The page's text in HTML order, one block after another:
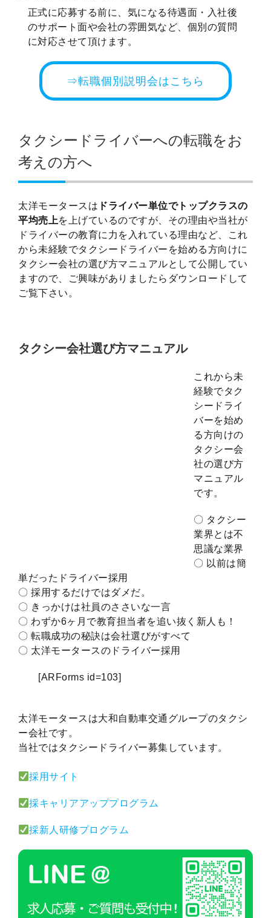
正式に応募する前に、気になる待遇面・入社後
のサポート面や会社の雰囲気など、個別の質問
に対応させて頂けます。
⇒転職個別説明会はこちら
タクシードライバーへの転職をお
考えの方へ
太洋モータースは ドライバー単位でトップクラスの
平均売上を上げているのですが、その理由や当社が
ドライバーの教育に力を入れている理由など、これ
から未経験でタクシードライバーを始める方向けに
タクシー会社の選び方マニュアルとして公開してい
ますので、ご興味がありましたらダウンロードして
ご覧下さい。
タクシー会社選び方マニュアル
これから未
経験でタク
シードライ
バーを始め
る方向けの
タクシー会
社の選び方
マニュアル
です。
〇 タクシー
業界とは不
思議な業界
〇 以前は簡
単だったドライバー採用
〇 採用するだけではダメだ。
〇 きっかけは社員のささいな一言
〇 わずか6ヶ月で教育担当者を追い抜く新人も！
〇 転職成功の秘訣は会社選びがすべて
〇 太洋モータースのドライバー採用
[ARForms id=103]
太洋モータースは大和自動車交通グループのタクシ
ー会社です。
当社ではタクシードライバー募集しています。
採用サイト
採キャリアアッププログラム
採新人研修プログラム